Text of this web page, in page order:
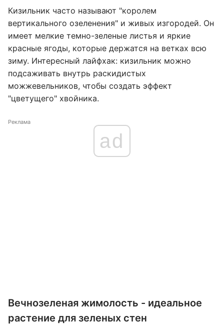
Кизильник часто называют "королем
вертикального озеленения" и живых изгородей. Он
имеет мелкие темно-зеленые листья и яркие
красные ягоды, которые держатся на ветках всю
зиму. Интересный лайфхак: кизильник можно
подсаживать внутрь раскидистых
можжевельников, чтобы создать эффект
"цветущего" хвойника.
Реклама
ad
Вечнозеленая жимолость - идеальное
растение для зеленых стен